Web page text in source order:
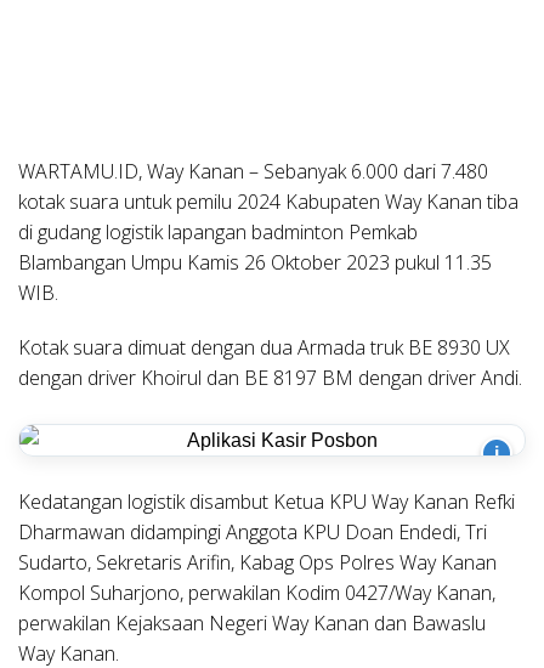
WARTAMU.ID, Way Kanan – Sebanyak 6.000 dari 7.480
kotak suara untuk pemilu 2024 Kabupaten Way Kanan tiba
di gudang logistik lapangan badminton Pemkab
Blambangan Umpu Kamis 26 Oktober 2023 pukul 11.35
WIB.
Kotak suara dimuat dengan dua Armada truk BE 8930 UX
dengan driver Khoirul dan BE 8197 BM dengan driver Andi.
i
Kedatangan logistik disambut Ketua KPU Way Kanan Refki
Dharmawan didampingi Anggota KPU Doan Endedi, Tri
Sudarto, Sekretaris Arifin, Kabag Ops Polres Way Kanan
Kompol Suharjono, perwakilan Kodim 0427/Way Kanan,
perwakilan Kejaksaan Negeri Way Kanan dan Bawaslu
Way Kanan.